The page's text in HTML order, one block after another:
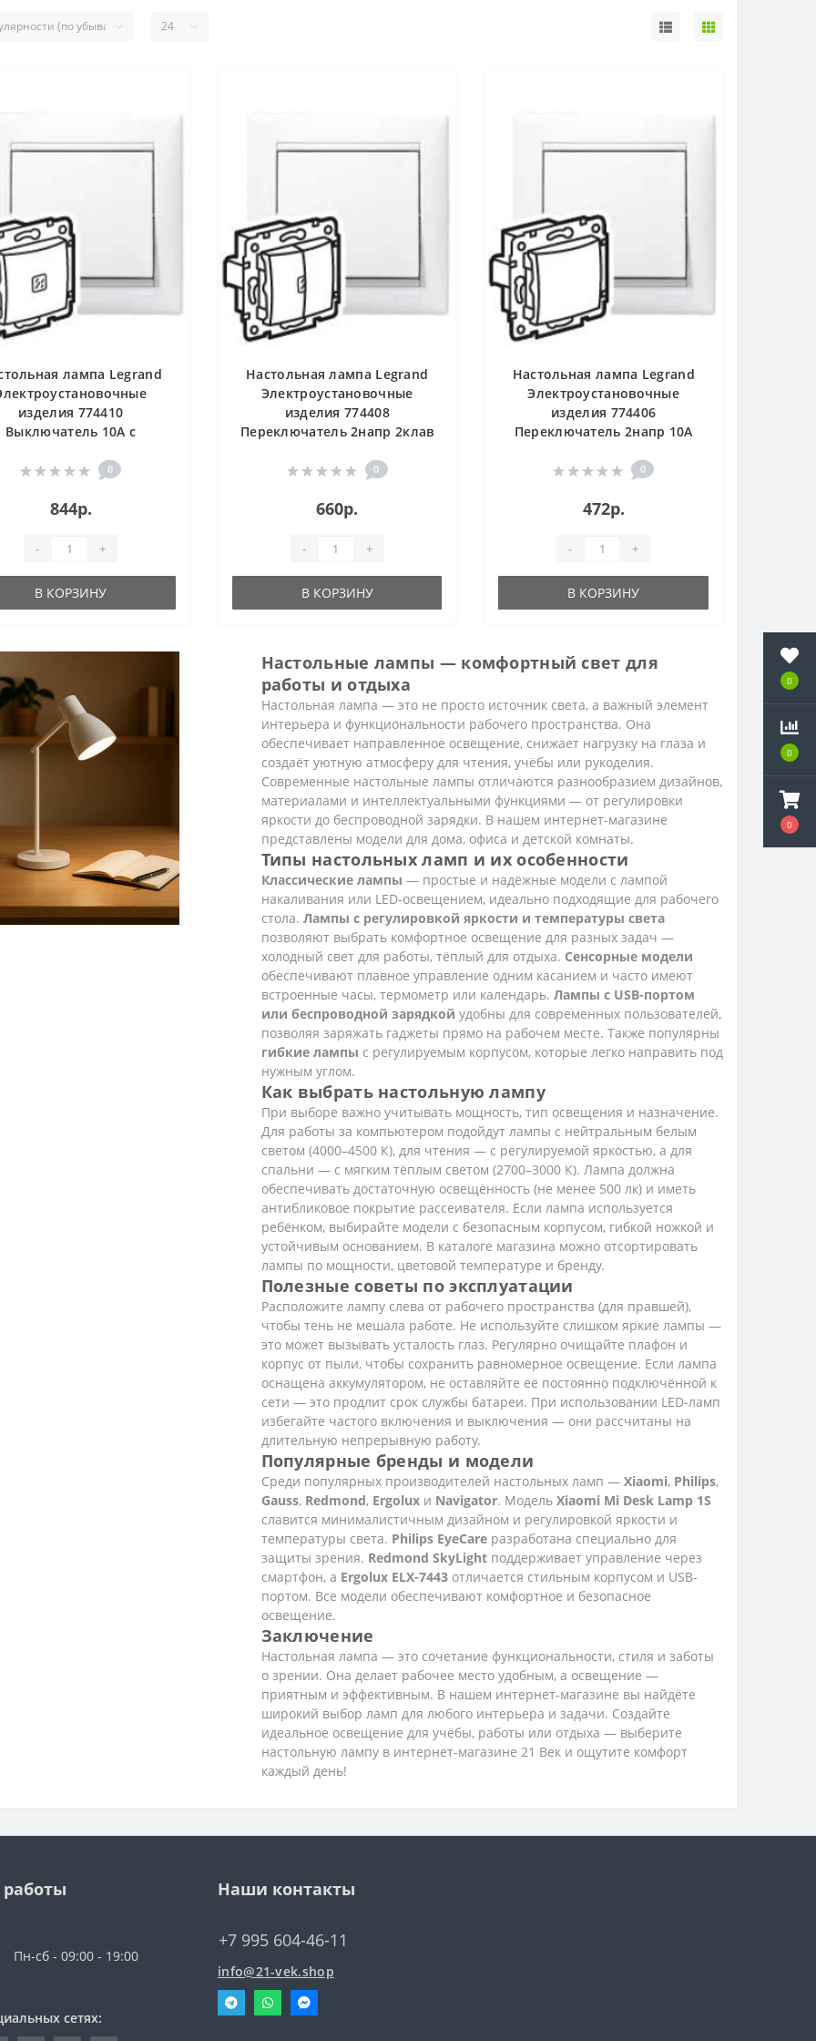
0
0
0
0
0
0
лампа Legrand
изделия 774410
Выключатель 10A с
0
844р.
- +
В КОРЗИНУ
Настольная лампа Legrand
Электроустановочные
изделия 774408
Переключатель 2напр 2клав
0
660р.
- +
В КОРЗИНУ
Настольная лампа Legrand
Электроустановочные
изделия 774406
Переключатель 2напр 10A
0
472р.
- +
В КОРЗИНУ
Настольные лампы — комфортный свет для
работы и отдыха
Настольная лампа — это не просто источник света, а важный элемент
интерьера и функциональности рабочего пространства. Она
обеспечивает направленное освещение, снижает нагрузку на глаза и
создаёт уютную атмосферу для чтения, учёбы или рукоделия.
Современные настольные лампы отличаются разнообразием дизайнов,
материалами и интеллектуальными функциями — от регулировки
яркости до беспроводной зарядки. В нашем интернет-магазине
представлены модели для дома, офиса и детской комнаты.
Типы настольных ламп и их особенности
Классические лампы — простые и надёжные модели с лампой
накаливания или LED-освещением, идеально подходящие для рабочего
стола. Лампы с регулировкой яркости и температуры света
позволяют выбрать комфортное освещение для разных задач —
холодный свет для работы, тёплый для отдыха. Сенсорные модели
обеспечивают плавное управление одним касанием и часто имеют
встроенные часы, термометр или календарь. Лампы с USB-портом
или беспроводной зарядкой удобны для современных пользователей,
позволяя заряжать гаджеты прямо на рабочем месте. Также популярны
гибкие лампы с регулируемым корпусом, которые легко направить под
нужным углом.
Как выбрать настольную лампу
При выборе важно учитывать мощность, тип освещения и назначение.
Для работы за компьютером подойдут лампы с нейтральным белым
светом (4000–4500 К), для чтения — с регулируемой яркостью, а для
спальни — с мягким тёплым светом (2700–3000 К). Лампа должна
обеспечивать достаточную освещённость (не менее 500 лк) и иметь
антибликовое покрытие рассеивателя. Если лампа используется
ребёнком, выбирайте модели с безопасным корпусом, гибкой ножкой и
устойчивым основанием. В каталоге магазина можно отсортировать
лампы по мощности, цветовой температуре и бренду.
Полезные советы по эксплуатации
Расположите лампу слева от рабочего пространства (для правшей),
чтобы тень не мешала работе. Не используйте слишком яркие лампы —
это может вызывать усталость глаз. Регулярно очищайте плафон и
корпус от пыли, чтобы сохранить равномерное освещение. Если лампа
оснащена аккумулятором, не оставляйте её постоянно подключённой к
сети — это продлит срок службы батареи. При использовании LED-ламп
избегайте частого включения и выключения — они рассчитаны на
длительную непрерывную работу.
Популярные бренды и модели
Среди популярных производителей настольных ламп — Xiaomi, Philips,
Gauss, Redmond, Ergoluxи Navigator. Модель Xiaomi Mi Desk Lamp 1S
славится минималистичным дизайном и регулировкой яркости и
температуры света. Philips EyeCareразработана специально для
защиты зрения. Redmond SkyLightподдерживает управление через
смартфон, а Ergolux ELX-7443отличается стильным корпусом и USB-
портом. Все модели обеспечивают комфортное и безопасное
освещение.
Заключение
Настольная лампа — это сочетание функциональности, стиля и заботы
о зрении. Она делает рабочее место удобным, а освещение —
приятным и эффективным. В нашем интернет-магазине вы найдёте
широкий выбор ламп для любого интерьера и задачи. Создайте
идеальное освещение для учёбы, работы или отдыха — выберите
настольную лампу в интернет-магазине 21 Век и ощутите комфорт
каждый день!
Пн-сб - 09:00 - 19:00
сетях:
Наши контакты
+7 995 604-46-11
info@21-vek.shop